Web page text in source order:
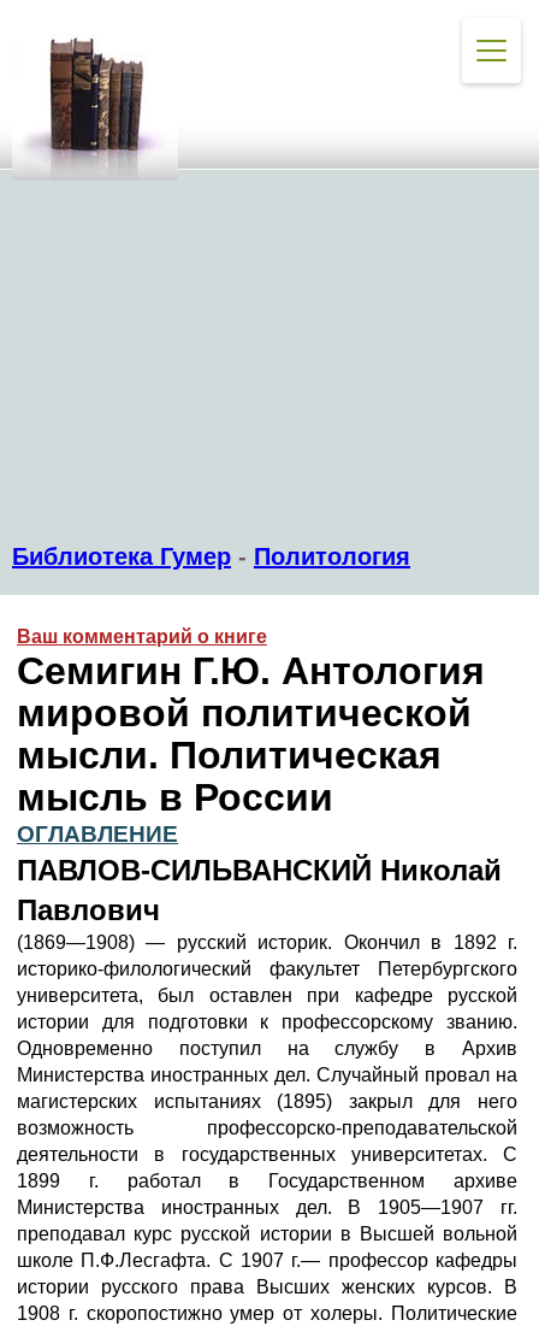
Библиотека Гумер - Политология
Ваш комментарий о книге
Семигин Г.Ю. Антология
мировой политической
мысли. Политическая
мысль в России
ОГЛАВЛЕНИЕ
ПАВЛОВ-СИЛЬВАНСКИЙ Николай
Павлович
(1869—1908) — русский историк. Окончил в 1892 г.
историко-филологический факультет Петербургского
университета, был оставлен при кафедре русской
истории для подготовки к профессорскому званию.
Одновременно поступил на службу в Архив
Министерства иностранных дел. Случайный провал на
магистерских испытаниях (1895) закрыл для него
возможность профессорско-преподавательской
деятельности в государственных университетах. С
1899 г. работал в Государственном архиве
Министерства иностранных дел. В 1905—1907 гг.
преподавал курс русской истории в Высшей вольной
школе П.Ф.Лесгафта. С 1907 г.— профессор кафедры
истории русского права Высших женских курсов. В
1908 г. скоропостижно умер от холеры. Политические